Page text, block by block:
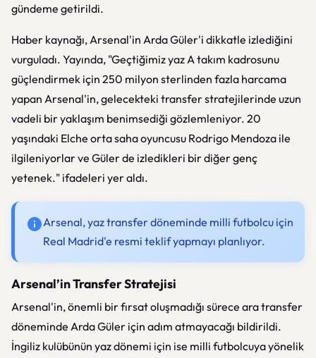
gündeme getirildi.
Haber kaynağı, Arsenal'in Arda Güler'i dikkatle izlediğini
vurguladı. Yayında, "Geçtiğimiz yaz A takım kadrosunu
güçlendirmek için 250 milyon sterlinden fazla harcama
yapan Arsenal'in, gelecekteki transfer stratejilerinde uzun
vadeli bir yaklaşım benimsediği gözlemleniyor. 20
yaşındaki Elche orta saha oyuncusu Rodrigo Mendoza ile
ilgileniyorlar ve Güler de izledikleri bir diğer genç
yetenek." ifadeleri yer aldı.
Arsenal, yaz transfer döneminde milli futbolcu için
Real Madrid'e resmi teklif yapmayı planlıyor.
Arsenal’in Transfer Stratejisi
Arsenal'in, önemli bir fırsat oluşmadığı sürece ara transfer
döneminde Arda Güler için adım atmayacağı bildirildi.
İngiliz kulübünün yaz dönemi için ise milli futbolcuya yönelik